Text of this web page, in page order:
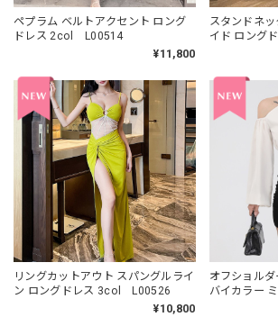
ペプラム ベルトアクセント ロング
ドレス 2col L00514
¥11,800
スタンドネ
イド ロング
リングカットアウト スパングルライ
ン ロングドレス 3col L00526
¥10,800
オフショル
バイカラー